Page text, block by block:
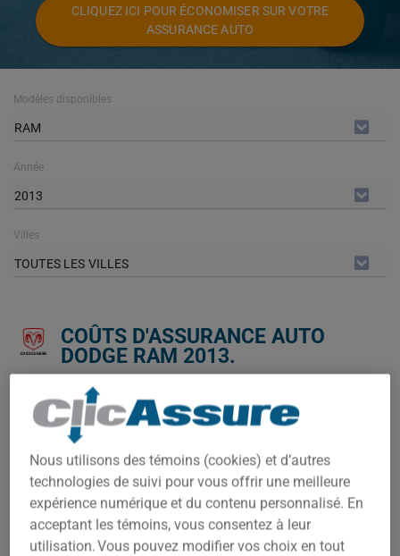
CLIQUEZ ICI POUR ÉCONOMISER SUR VOTRE
ASSURANCE AUTO
Modèles disponibles
RAM
Année
2013
Villes
TOUTES LES VILLES
COÛTS D'ASSURANCE AUTO
DODGE RAM 2013.
Nous n'avons pas encore suffisamment de données
d'assurance auto pour ce véhicule.
Essayez un autre modèle ou une autre année, ou
commencez une soumission pour un prix personnalisé.
Pour trouver la meilleur assurance pour votre véhicule DODGE
RAM 2013, il est plus important que jamais de comparer les
options disponibles.
Nous utilisons des témoins (cookies) et d’autres
technologies de suivi pour vous offrir une meilleure
expérience numérique et du contenu personnalisé. En
acceptant les témoins, vous consentez à leur
utilisation. Vous pouvez modifier vos choix en tout